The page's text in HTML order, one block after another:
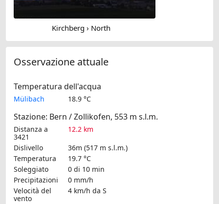
Kirchberg › North
Osservazione attuale
Temperatura dell'acqua
Mülibach 18.9 °C
Stazione: Bern / Zollikofen, 553 m s.l.m.
Distanza a
3421
12.2 km
Dislivello
36m (517 m s.l.m.)
Temperatura
19.7 °C
Soleggiato
0 di 10 min
Precipitazioni
0 mm/h
Velocità del
vento
4 km/h da S